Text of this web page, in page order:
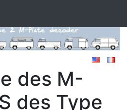
des M-
des Type